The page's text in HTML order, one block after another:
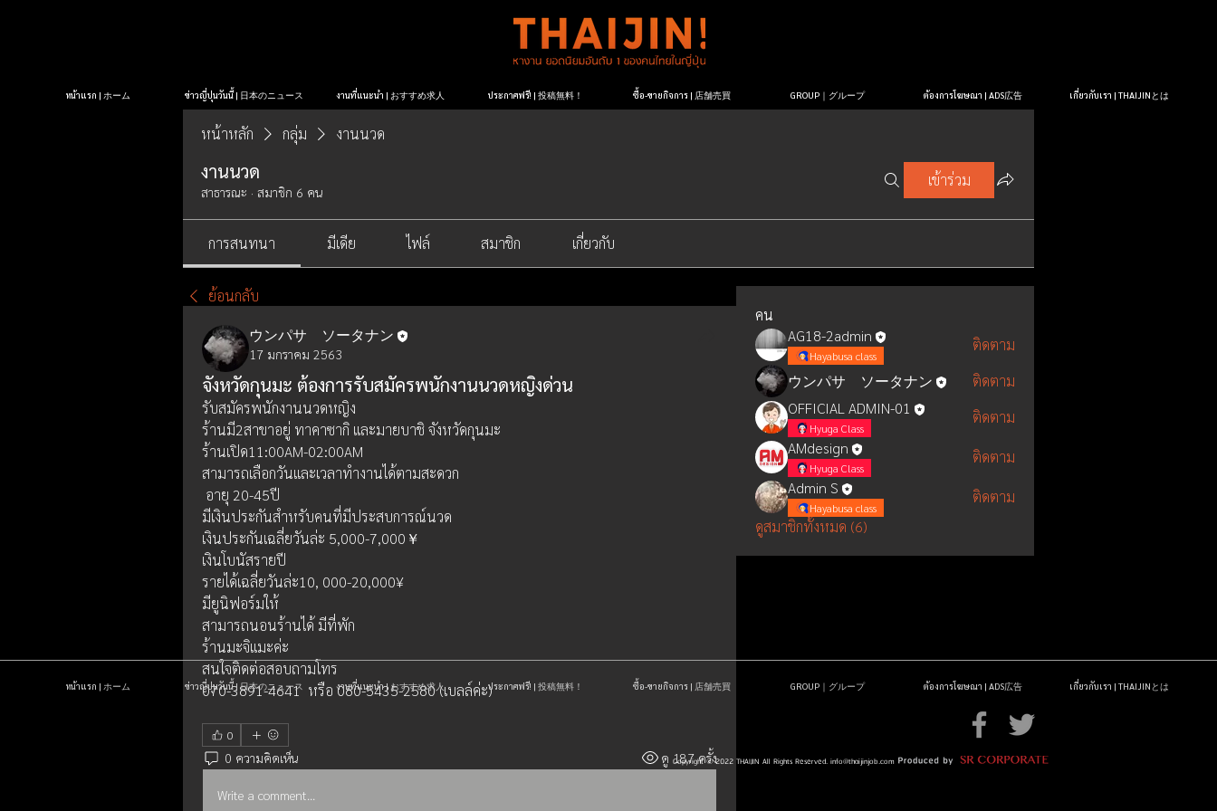
หน้าแรก | ホーム ข่าวญี่ปุ่นวันนี้ | 日本のニュース งานที่แนะนำ | おすすめ求人 ประกาศฟรี! | 投稿無料！ ซื้อ-ขายกิจการ | 店舗売買 GROUP｜グループ ต้องการโฆษณา | ADS広告 เกี่ยวกับเรา | THAIJINとは
หน้าหลัก กลุ่ม งานนวด
งานนวด
สาธารณะ · สมาชิก 6 คน
เข้าร่วม
การสนทนา มีเดีย ไฟล์ สมาชิก เกี่ยวกับ
ย้อนกลับ
ウンパサ ソータナン
17 มกราคม 2563
จังหวัดกุนมะ ต้องการรับสมัครพนักงานนวดหญิงด่วน
รับสมัครพนักงานนวดหญิง
ร้านมี2สาขาอยู่​ ทาคาซากิ​ และมายบาชิ​ จังหวัดกุนมะ
ร้านเปิด11:00AM-02:00AM
สามารถเลือกวันและเวลาทำงานได้ตามสะดวก
อายุ​ 20-45ปี
มีเงินประกันสำหรับคนที่มีประสบการณ์นวด
เงินประกันเฉลี่ยวันล่ะ​ 5,000-7,000￥
เงินโบนัสรายปี
รายได้เฉลี่ยวันล่ะ10, 000-20,000¥
มียูนิฟอร์ม​ให้
สามารถนอนร้านได้​ มีที่พัก
ร้านมะจิแมะค่ะ
สนใจติดต่อสอบถามโทร
070-3891-4641  หรือ​ 080-5435-2580​ (เบลล์ค่ะ)​
0
0 ความคิดเห็น ดู 187 ครั้ง
Write a comment...
คน
AG18-2admin
Hayabusa class
ติดตาม
ウンパサ ソータナン
ติดตาม
OFFICIAL ADMIN-01
Hyuga Class
ติดตาม
AMdesign
Hyuga Class
ติดตาม
Admin S
Hayabusa class
ติดตาม
ดูสมาชิกทั้งหมด (6)
หน้าแรก | ホーム ข่าวญี่ปุ่นวันนี้ | 日本のニュース งานที่แนะนำ | おすすめ求人 ประกาศฟรี! | 投稿無料！ ซื้อ-ขายกิจการ | 店舗売買 GROUP｜グループ ต้องการโฆษณา | ADS広告 เกี่ยวกับเรา | THAIJINとは
Copyright © 2022 THAIJIN All Rights Reserved. info@thaijinjob.com